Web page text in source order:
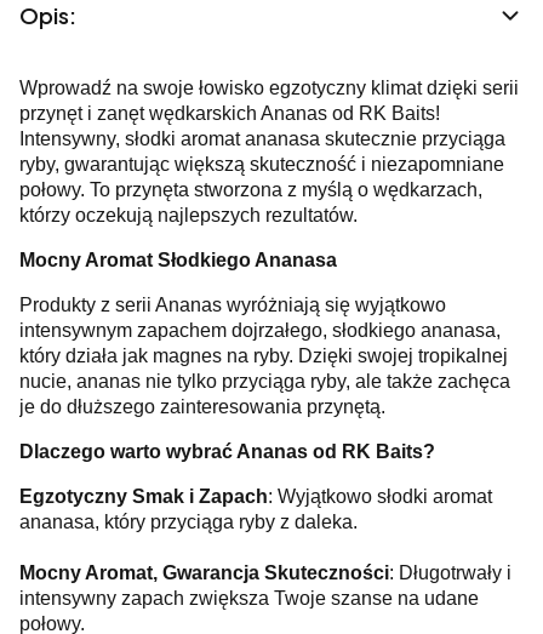
Opis:
Wprowadź na swoje łowisko egzotyczny klimat dzięki serii
przynęt i zanęt wędkarskich Ananas od RK Baits!
Intensywny, słodki aromat ananasa skutecznie przyciąga
ryby, gwarantując większą skuteczność i niezapomniane
połowy. To przynęta stworzona z myślą o wędkarzach,
którzy oczekują najlepszych rezultatów.
Mocny Aromat Słodkiego Ananasa
Produkty z serii Ananas wyróżniają się wyjątkowo
intensywnym zapachem dojrzałego, słodkiego ananasa,
który działa jak magnes na ryby. Dzięki swojej tropikalnej
nucie, ananas nie tylko przyciąga ryby, ale także zachęca
je do dłuższego zainteresowania przynętą.
Dlaczego warto wybrać Ananas od RK Baits?
Egzotyczny Smak i Zapach: Wyjątkowo słodki aromat
ananasa, który przyciąga ryby z daleka.
Mocny Aromat, Gwarancja Skuteczności: Długotrwały i
intensywny zapach zwiększa Twoje szanse na udane
połowy.